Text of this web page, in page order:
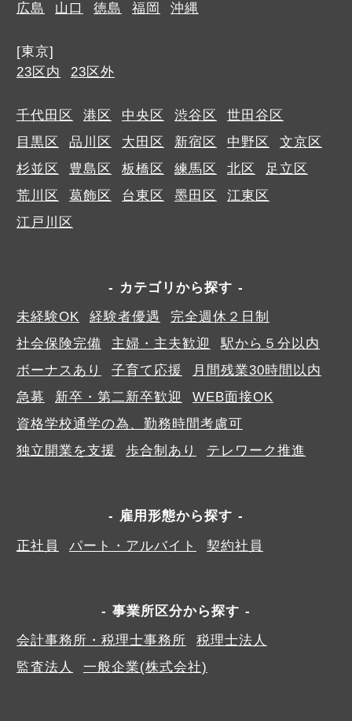
広島
山口 徳島 福岡 沖縄
[東京]
23区内
23区外
千代田区 港区 中央区 渋谷区
世田谷区
目黒区
品川区 大田区 新宿区 中野区
文京区
杉並区
豊島区 板橋区 練馬区 北区
足立区
荒川区
葛飾区 台東区 墨田区
江東区
江戸川区
カテゴリから探す
未経験OK
経験者優遇
完全週休２日制
社会保険完備
主婦・主夫歓迎
駅から５分以内
ボーナスあり
子育て応援
月間残業30時間以内
急募
新卒・第二新卒歓迎
WEB面接OK
資格学校通学の為、勤務時間考慮可
独立開業を支援
歩合制あり テレワーク推進
雇用形態から探す
正社員
パート・アルバイト 契約社員
事業所区分から探す
会計事務所・税理士事務所
税理士法人
監査法人
一般企業(株式会社)